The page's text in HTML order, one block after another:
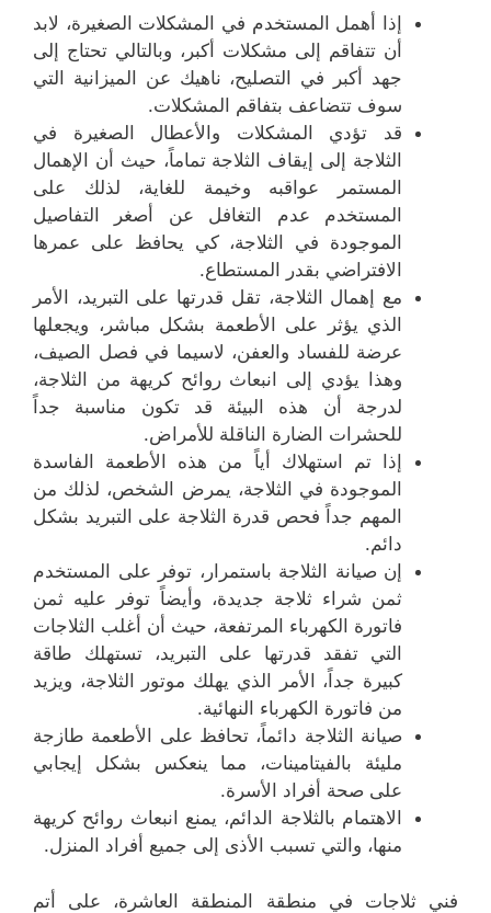
إذا أهمل المستخدم في المشكلات الصغيرة، لابد
أن تتفاقم إلى مشكلات أكبر، وبالتالي تحتاج إلى
جهد أكبر في التصليح، ناهيك عن الميزانية التي
سوف تتضاعف بتفاقم المشكلات.
قد تؤدي المشكلات والأعطال الصغيرة في
الثلاجة إلى إيقاف الثلاجة تماماً، حيث أن الإهمال
المستمر عواقبه وخيمة للغاية، لذلك على
المستخدم عدم التغافل عن أصغر التفاصيل
الموجودة في الثلاجة، كي يحافظ على عمرها
الافتراضي بقدر المستطاع.
مع إهمال الثلاجة، تقل قدرتها على التبريد، الأمر
الذي يؤثر على الأطعمة بشكل مباشر، ويجعلها
عرضة للفساد والعفن، لاسيما في فصل الصيف،
وهذا يؤدي إلى انبعاث روائح كريهة من الثلاجة،
لدرجة أن هذه البيئة قد تكون مناسبة جداً
للحشرات الضارة الناقلة للأمراض.
إذا تم استهلاك أياً من هذه الأطعمة الفاسدة
الموجودة في الثلاجة، يمرض الشخص، لذلك من
المهم جداً فحص قدرة الثلاجة على التبريد بشكل
دائم.
إن صيانة الثلاجة باستمرار، توفر على المستخدم
ثمن شراء ثلاجة جديدة، وأيضاً توفر عليه ثمن
فاتورة الكهرباء المرتفعة، حيث أن أغلب الثلاجات
التي تفقد قدرتها على التبريد، تستهلك طاقة
كبيرة جداً، الأمر الذي يهلك موتور الثلاجة، ويزيد
من فاتورة الكهرباء النهائية.
صيانة الثلاجة دائماً، تحافظ على الأطعمة طازجة
مليئة بالفيتامينات، مما ينعكس بشكل إيجابي
على صحة أفراد الأسرة.
الاهتمام بالثلاجة الدائم، يمنع انبعاث روائح كريهة
منها، والتي تسبب الأذى إلى جميع أفراد المنزل.
فني ثلاجات في منطقة المنطقة العاشرة، على أتم